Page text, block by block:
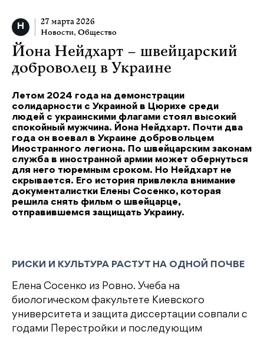
27 марта 2026
Новости, Общество
Йона Нейдхарт – швейцарский
доброволец в Украине
Летом 2024 года на демонстрации
солидарности с Украиной в Цюрихе среди
людей с украинскими флагами стоял высокий
спокойный мужчина. Йона Нейдхарт. Почти два
года он воевал в Украине добровольцем
Иностранного легиона. По швейцарским законам
служба в иностранной армии может обернуться
для него тюремным сроком. Но Нейдхарт не
скрывается. Его история привлекла внимание
документалистки Елены Сосенко, которая
решила снять фильм о швейцарце,
отправившемся защищать Украину.
РИСКИ И КУЛЬТУРА РАСТУТ НА ОДНОЙ ПОЧВЕ
Елена Сосенко из Ровно. Учеба на
биологическом факультете Киевского
университета и защита диссертации совпали с
годами Перестройки и последующим